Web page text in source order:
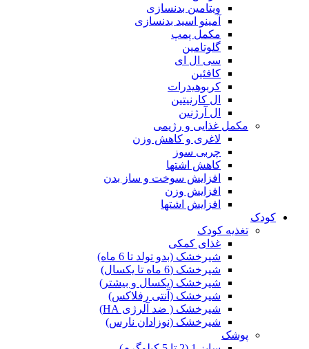
ویتامین بدنسازی
آمینو اسید بدنسازی
مکمل پمپ
گلوتامین
سی ال ای
کافئین
کربوهیدرات
ال کارنیتین
ال آرژنین
مکمل غذایی و رژیمی
لاغری و کاهش وزن
چربی سوز
کاهش اشتها
افزایش سوخت و ساز بدن
افزایش وزن
افزایش اشتها
کودک
تغذیه کودک
غذای کمکی
شیرخشک (بدو تولد تا 6 ماه)
شیرخشک (6 ماه تا یکسال)
شیرخشک (یکسال و بیشتر)
شیرخشک (آنتی رفلاکس)
شیرخشک ( ضد آلرژی HA)
شیرخشک (نوزادان نارس)
پوشک